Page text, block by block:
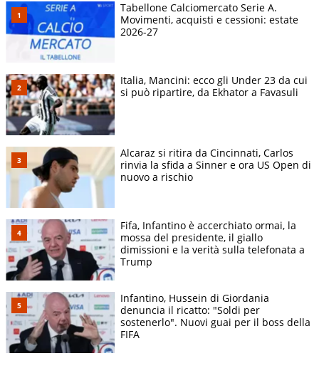
Tabellone Calciomercato Serie A.
Movimenti, acquisti e cessioni: estate
2026-27
Italia, Mancini: ecco gli Under 23 da cui
si può ripartire, da Ekhator a Favasuli
Alcaraz si ritira da Cincinnati, Carlos
rinvia la sfida a Sinner e ora US Open di
nuovo a rischio
Fifa, Infantino è accerchiato ormai, la
mossa del presidente, il giallo
dimissioni e la verità sulla telefonata a
Trump
Infantino, Hussein di Giordania
denuncia il ricatto: "Soldi per
sostenerlo". Nuovi guai per il boss della
FIFA